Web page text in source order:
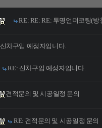
RE: RE: RE: 투명언더코팅(
신차구입 예정자입니다.
RE: 신차구입 예정자입니다.
견적문의 및 시공일정 문의
RE: 견적문의 및 시공일정 문의